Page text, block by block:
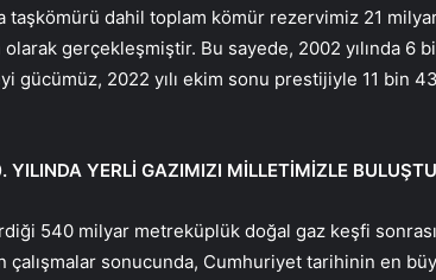
taşkömürü dahil toplam kömür rezervimiz 21
gerçekleşmiştir. Bu sayede, 2002 yılında 6
gücümüz, 2022 yılı ekim sonu prestijiyle 11 bin
YILINDA YERLİ GAZIMIZI MİLLETİMİZLE
540 milyar metreküplük doğal gaz keşfi
çalışmalar sonucunda, Cumhuriyet tarihinin en